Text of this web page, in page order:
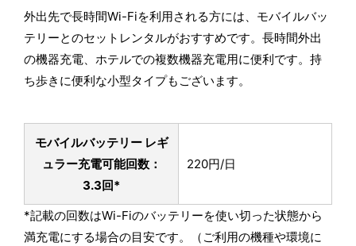
外出先で長時間Wi-Fiを利用される方には、モバイルバッ
テリーとのセットレンタルがおすすめです。長時間外出
の機器充電、ホテルでの複数機器充電用に便利です。持
ち歩きに便利な小型タイプもございます。
モバイルバッテリー レギ
ュラー充電可能回数：
3.3回*
220円/日
*記載の回数はWi-Fiのバッテリーを使い切った状態から
満充電にする場合の目安です。（ご利用の機種や環境に